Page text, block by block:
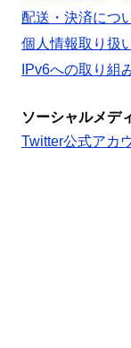
配送・決済につ
個人情報取り扱
IPv6への取り組
ソーシャルメデ
Twitter公式アカ